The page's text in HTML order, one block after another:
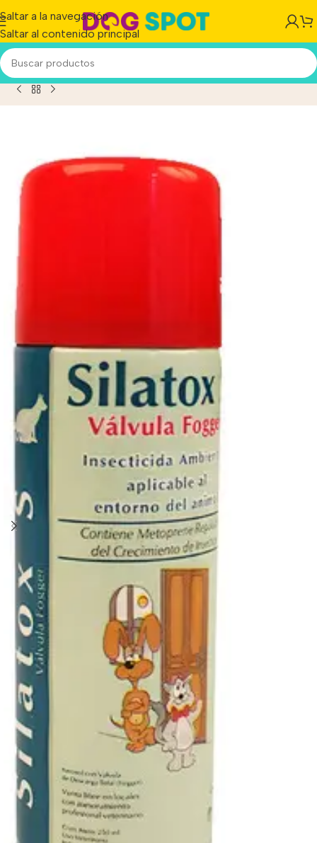
Saltar a la navegación
Saltar al contenido principal
/Pulguicida Ambiental Silatox Valvula Fogger 250ml